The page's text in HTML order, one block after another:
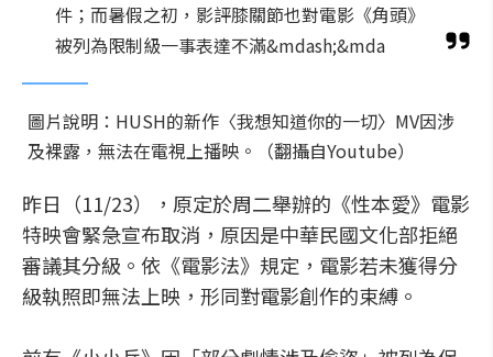
件；而暑假之初，影評膝關節也對電影《角頭》
被列為限制級一事表達不滿&mdash;&mda
圖片說明：HUSH的新作〈我想知道你的一切〉MV因涉
及裸露，無法在電視上播映。（翻攝自Youtube）
昨日（11/23），原定於周二舉辦的《性本愛》電影
特映會緊急宣布取消，原因是中華民國文化部拒絕
審議其分級。依《電影法》規定，電影若未獲得分
級執照即無法上映，形同對電影創作的束縛。